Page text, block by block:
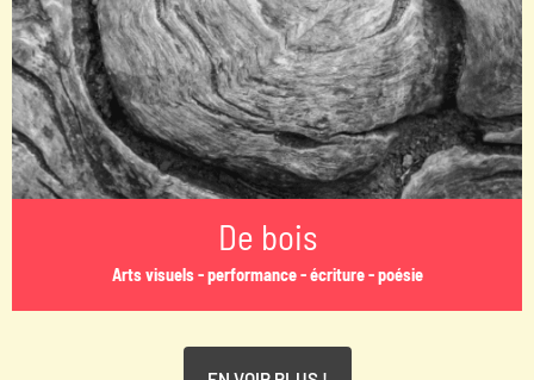
De bois
Arts visuels - performance - écriture - poésie